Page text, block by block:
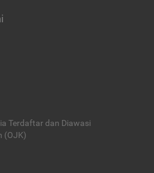
Terdaftar dan Diawasi
(OJK)